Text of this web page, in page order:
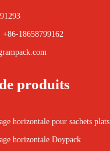
18658799162
produits
horizontale pour sachets plats
horizontale Doypack